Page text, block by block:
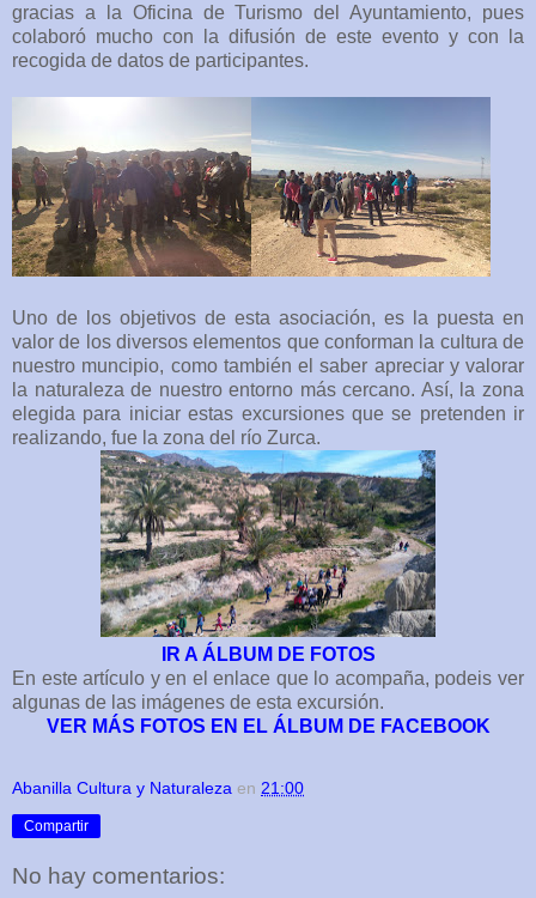
gracias a la Oficina de Turismo del Ayuntamiento, pues
colaboró mucho con la difusión de este evento y con la
recogida de datos de participantes.
Uno de los objetivos de esta asociación, es la puesta en
valor de los diversos elementos que conforman la cultura de
nuestro muncipio, como también el saber apreciar y valorar
la naturaleza de nuestro entorno más cercano. Así, la zona
elegida para iniciar estas excursiones que se pretenden ir
realizando, fue la zona del río Zurca.
IR A ÁLBUM DE FOTOS
En este artículo y en el enlace que lo acompaña, podeis ver
algunas de las imágenes de esta excursión.
VER MÁS FOTOS EN EL ÁLBUM DE FACEBOOK
Abanilla Cultura y Naturaleza en 21:00
Compartir
No hay comentarios: